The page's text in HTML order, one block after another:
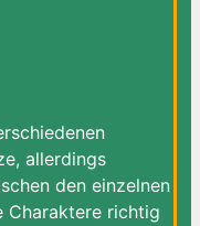
allerdings
den einzelnen
Charaktere richtig